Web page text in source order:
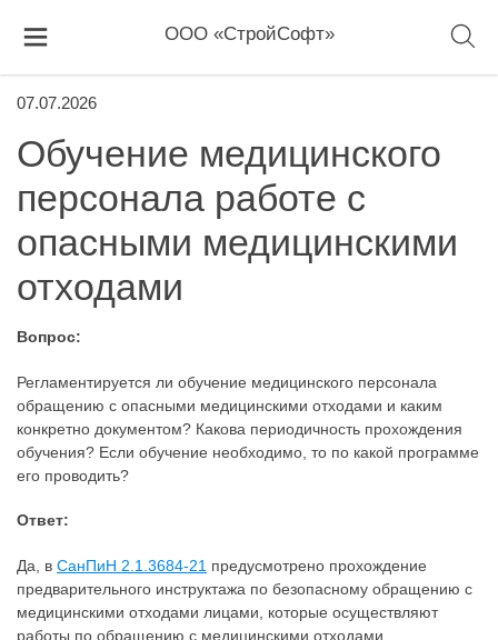
ООО «СтройСофт»
07.07.2026
Обучение медицинского
персонала работе с
опасными медицинскими
отходами
Вопрос:
Регламентируется ли обучение медицинского персонала
обращению с опасными медицинскими отходами и каким
конкретно документом? Какова периодичность прохождения
обучения? Если обучение необходимо, то по какой программе
его проводить?
Ответ:
Да, в СанПиН 2.1.3684-21 предусмотрено прохождение
предварительного инструктажа по безопасному обращению с
медицинскими отходами лицами, которые осуществляют
работы по обращению с медицинскими отходами.